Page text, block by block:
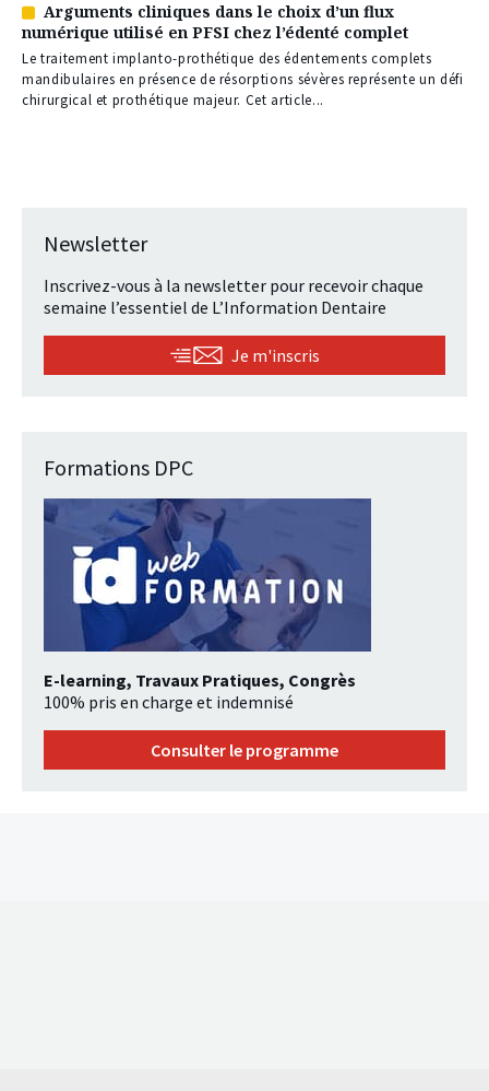
Article
réservé
à
nos
abonnés
Arguments cliniques dans le choix d’un flux
numérique utilisé en PFSI chez l’édenté complet
Le traitement implanto-prothétique des édentements complets
mandibulaires en présence de résorptions sévères représente un défi
chirurgical et prothétique majeur. Cet article...
Newsletter
Inscrivez-vous à la newsletter pour recevoir chaque
semaine l’essentiel de L’Information Dentaire
Je m'inscris
Formations DPC
E-learning, Travaux Pratiques, Congrès
100% pris en charge et indemnisé
Consulter le programme